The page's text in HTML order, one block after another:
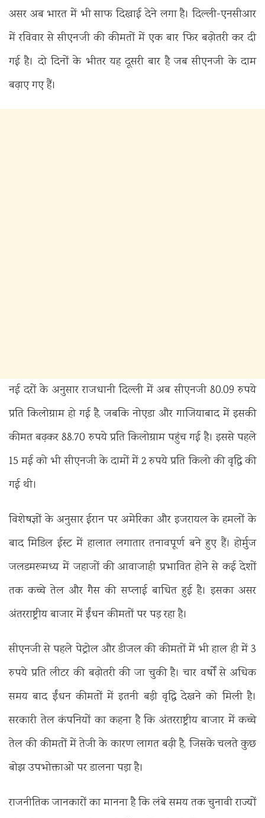
असर अब भारत में भी साफ दिखाई देने लगा है। दिल्ली-एनसीआर
में रविवार से सीएनजी की कीमतों में एक बार फिर बढ़ोतरी कर दी
गई है। दो दिनों के भीतर यह दूसरी बार है जब सीएनजी के दाम
बढ़ाए गए हैं।
नई दरों के अनुसार राजधानी दिल्ली में अब सीएनजी 80.09 रुपये
प्रति किलोग्राम हो गई है, जबकि नोएडा और गाजियाबाद में इसकी
कीमत बढ़कर 88.70 रुपये प्रति किलोग्राम पहुंच गई है। इससे पहले
15 मई को भी सीएनजी के दामों में 2 रुपये प्रति किलो की वृद्धि की
गई थी।
विशेषज्ञों के अनुसार ईरान पर अमेरिका और इजरायल के हमलों के
बाद मिडिल ईस्ट में हालात लगातार तनावपूर्ण बने हुए हैं। होर्मुज
जलडमरूमध्य में जहाजों की आवाजाही प्रभावित होने से कई देशों
तक कच्चे तेल और गैस की सप्लाई बाधित हुई है। इसका असर
अंतरराष्ट्रीय बाजार में ईंधन कीमतों पर पड़ रहा है।
सीएनजी से पहले पेट्रोल और डीजल की कीमतों में भी हाल ही में 3
रुपये प्रति लीटर की बढ़ोतरी की जा चुकी है। चार वर्षों से अधिक
समय बाद ईंधन कीमतों में इतनी बड़ी वृद्धि देखने को मिली है।
सरकारी तेल कंपनियों का कहना है कि अंतरराष्ट्रीय बाजार में कच्चे
तेल की कीमतों में तेजी के कारण लागत बढ़ी है, जिसके चलते कुछ
बोझ उपभोक्ताओं पर डालना पड़ा है।
राजनीतिक जानकारों का मानना है कि लंबे समय तक चुनावी राज्यों